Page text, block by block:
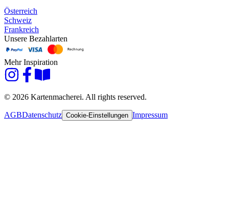
Österreich
Schweiz
Frankreich
Unsere Bezahlarten
Mehr Inspiration
© 2026 Kartenmacherei. All rights reserved.
AGBDatenschutz Cookie-Einstellungen Impressum